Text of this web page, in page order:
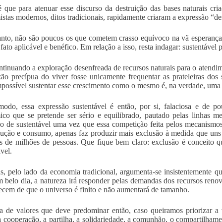
que para atenuar esse discurso da destruição das bases naturais
modernos, ditos tradicionais, rapidamente criaram a expressão
não são poucos os que cometem crasso equívoco na vã
aplicável e benéfico. Em relação a isso, resta indagar: sustentável
a exploração desenfreada de recursos naturais para o
precípua do viver fosse unicamente frequentar as prateleiras dos
sustentar esse crescimento como o mesmo é, na verdade,
essa expressão sustentável é então, por si, falaciosa e de
que se pretende ser sério e equilibrado, pautado pelas linhas
de sustentável uma vez que essa competição feita pelos
e consumo, apenas faz produzir mais exclusão à medida que
de milhões de pessoas. Que fique bem claro: exclusão é conceito
pelo lado da economia tradicional, argumenta-se insistentemente
belo dia, a natureza irá responder pelas demandas dos recursos
de que o universo é finito e não aumentará de tamanho.
de valores que deve predominar então, caso queiramos priorizar
a partilha, a solidariedade, a comunhão, o